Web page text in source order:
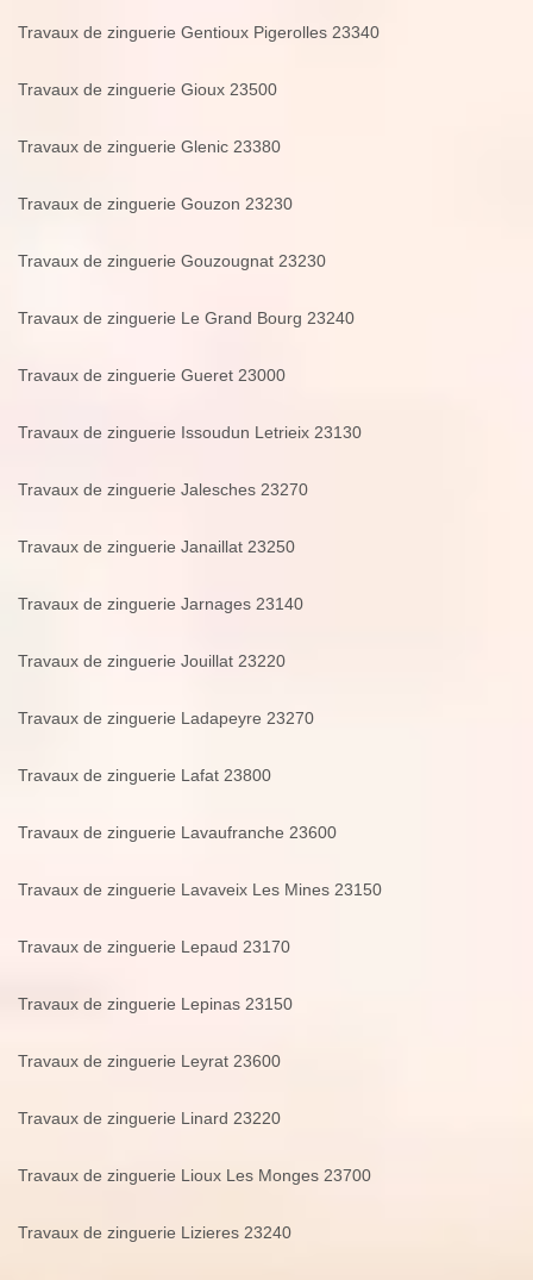
Travaux de zinguerie Gentioux Pigerolles 23340
Travaux de zinguerie Gioux 23500
Travaux de zinguerie Glenic 23380
Travaux de zinguerie Gouzon 23230
Travaux de zinguerie Gouzougnat 23230
Travaux de zinguerie Le Grand Bourg 23240
Travaux de zinguerie Gueret 23000
Travaux de zinguerie Issoudun Letrieix 23130
Travaux de zinguerie Jalesches 23270
Travaux de zinguerie Janaillat 23250
Travaux de zinguerie Jarnages 23140
Travaux de zinguerie Jouillat 23220
Travaux de zinguerie Ladapeyre 23270
Travaux de zinguerie Lafat 23800
Travaux de zinguerie Lavaufranche 23600
Travaux de zinguerie Lavaveix Les Mines 23150
Travaux de zinguerie Lepaud 23170
Travaux de zinguerie Lepinas 23150
Travaux de zinguerie Leyrat 23600
Travaux de zinguerie Linard 23220
Travaux de zinguerie Lioux Les Monges 23700
Travaux de zinguerie Lizieres 23240